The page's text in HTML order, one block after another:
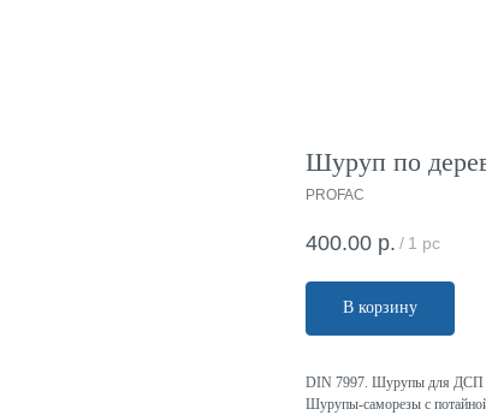
Шуруп по
PROFAC
400.00 р. / 1 pc
В корзину
DIN 7997. Шурупы для ДСП
Шурупы-саморезы с